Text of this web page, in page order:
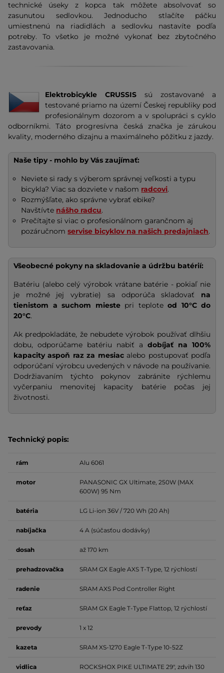
technické úseky z kopca tak môžete absolvovať so
zasunutou sedlovkou. Jednoducho stlačíte páčku
umiestnenú na riadidlách a sedlovku nastavíte podľa
potreby. To všetko je možné vykonať bez zbytočného
zastavovania.
Elektrobicykle CRUSSIS sú zostavované a
testované priamo na území Českej republiky pod
profesionálnym dozorom a v spolupráci s cyklo
odborníkmi. Táto progresívna česká značka je zárukou
kvality, moderného dizajnu a maximálneho pôžitku z jazdy.
Naše tipy - mohlo by Vás zaujímať:
Neviete si rady s výberom správnej veľkosti a typu
bicykla? Viac sa dozviete v našom radcovi.
Rozmýšľate, ako správne vybrať ebike?
Navštívte nášho radcu.
Prečítajte si viac o profesionálnom garančnom aj
pozáručnomservise bicyklov na našich predajniach.
Všeobecné pokyny na skladovanie a údržbu batérií:
Batériu (alebo celý výrobok vrátane batérie - pokiaľ nie
je možné jej vybratie) sa odporúča skladovať na
tienistom a suchom miestepri teplote od 10°C do
20°C.
Ak predpokladáte, že nebudete výrobok používať dlhšiu
dobu, odporúčame batériu nabiť a dobíjať na 100%
kapacity aspoň raz za mesiacalebo postupovať podľa
odporúčaní výrobcu uvedených v návode na používanie.
Dodržiavaním týchto pokynov zabránite rýchlemu
vyčerpaniu menovitej kapacity batérie počas jej
životnosti.
Technický popis:
rám Alu 6061
motor
PANASONIC GX Ultimate, 250W (MAX
600W) 95 Nm
batéria LG Li-ion 36V / 720 Wh (20 Ah)
nabíjačka 4 A (súčasťou dodávky)
dosah až 170 km
prehadzovačka SRAM GX Eagle AXS T-Type, 12 rýchlostí
radenie SRAM AXS Pod Controller Right
reťaz SRAM GX Eagle T-Type Flattop, 12 rýchlostí
prevody 1 x 12
kazeta SRAM XS-1270 Eagle T-Type 10-52Z
vidlica
ROCKSHOX PIKE ULTIMATE 29", zdvih 130